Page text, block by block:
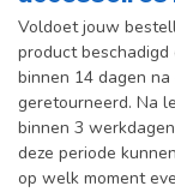
Voldoet jouw
product
binnen 14 dagen
geretourneerd. Na
binnen 3
deze periode
op welk moment